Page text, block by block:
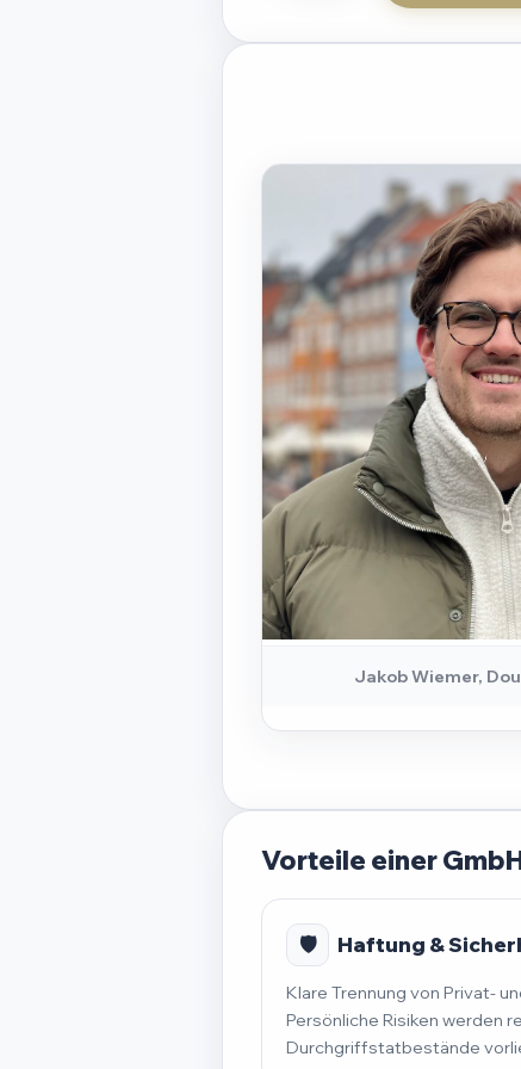
Jakob Wiemer,
Vorteile einer
🛡️ Haftung &
Klare Trennung von Privat-
Persönliche Risiken werden
Durchgriffstatbestände